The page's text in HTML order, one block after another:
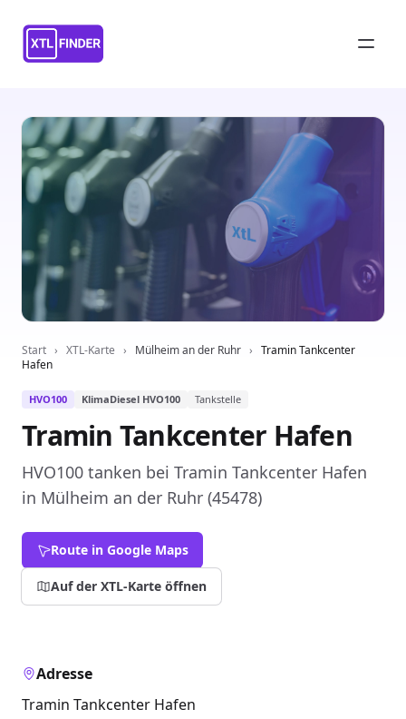
Start › XTL-Karte › Mülheim an der Ruhr › Tramin Tankcenter
Hafen
HVO100 KlimaDiesel HVO100 Tankstelle
Tramin Tankcenter Hafen
HVO100 tanken bei Tramin Tankcenter Hafen
in Mülheim an der Ruhr (45478)
Route in Google Maps
Auf der XTL-Karte öffnen
Adresse
Tramin Tankcenter Hafen